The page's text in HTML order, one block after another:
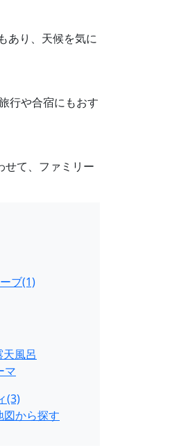
あり、天候を気に
行や合宿にもおす
せて、ファミリー
ブ(1)
天風呂
マ
(3)
図から探す